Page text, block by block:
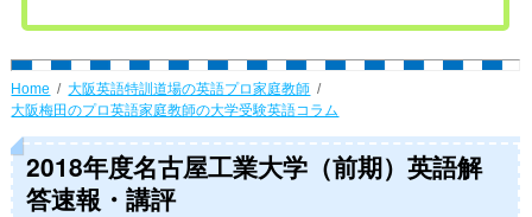
Home
大阪英語特訓道場の英語プロ家庭教師
大阪梅田のプロ英語家庭教師の大学受験英語コラム
2018年度名古屋工業大学（前期）英語解
答速報・講評